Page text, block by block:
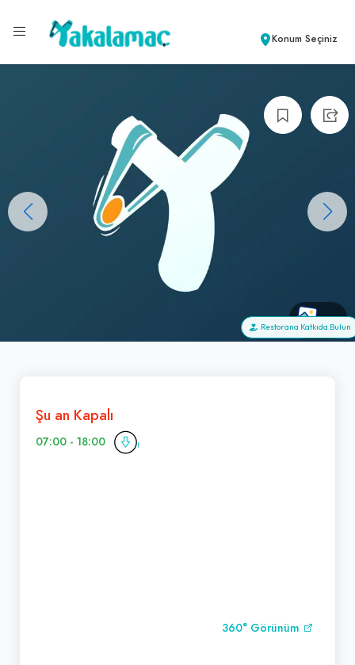
Konum Seçiniz
+0
Restorana Katkıda Bulun
Şu an Kapalı
07:00 - 18:00
360° Görünüm